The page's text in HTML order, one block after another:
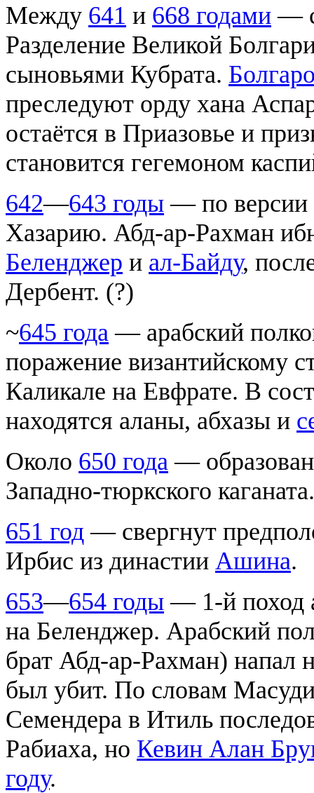
Между 641 и 668 годами —
Разделение Великой
сыновьями Кубрата.
преследуют орду хана
остаётся в Приазовье и
становится гегемоном
642—643 годы — по версии
Хазарию. Абд-ар-Рахман
Беленджер и ал-Байду,
Дербент. (?)
~645 года — арабский
поражение византийскому
Каликале на Евфрате. В
находятся аланы, абхазы и
Около 650 года —
Западно-тюркского каганата.
651 год — свергнут
Ирбис из династии Ашина.
653—654 годы — 1-й поход
на Беленджер. Арабский
брат Абд-ар-Рахман) напал
был убит. По словам
Семендера в Итиль
Рабиаха, но Кевин Алан
году.